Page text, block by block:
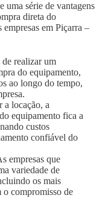
uma série de vantagens
direta do
em Piçarra –
realizar um
do equipamento,
ao longo do tempo,
a locação, a
equipamento fica a
custos
confiável do
empresas que
variedade de
os mais
o compromisso de